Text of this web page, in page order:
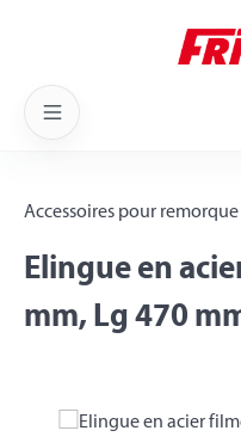
Accessoires pour remorque
Elingue en
mm, Lg 470
Skip image gallery